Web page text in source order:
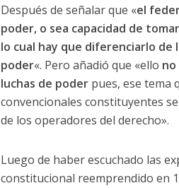
Después de señalar que «el
poder, o sea capacidad de
lo cual hay que diferenciarlo de
poder«. Pero añadió que «ello
luchas de poderpues, ese tema
convencionales constituyentes
de los operadores del derecho».
Luego de haber escuchado las
constitucional reemprendido en